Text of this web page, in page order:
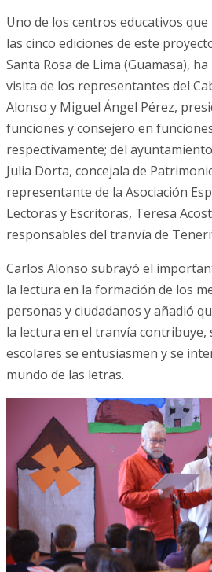
Uno de los centros educativos
las cinco ediciones de este
Santa Rosa de Lima (Guamasa),
visita de los representantes del
Alonso y Miguel Ángel Pérez,
funciones y consejero en
respectivamente; del
Julia Dorta, concejala de
representante de la Asociación
Lectoras y Escritoras, Teresa
responsables del tranvía de
Carlos Alonso subrayó el
la lectura en la formación de los
personas y ciudadanos y añadió
la lectura en el tranvía contribuye,
escolares se entusiasmen y se
mundo de las letras.